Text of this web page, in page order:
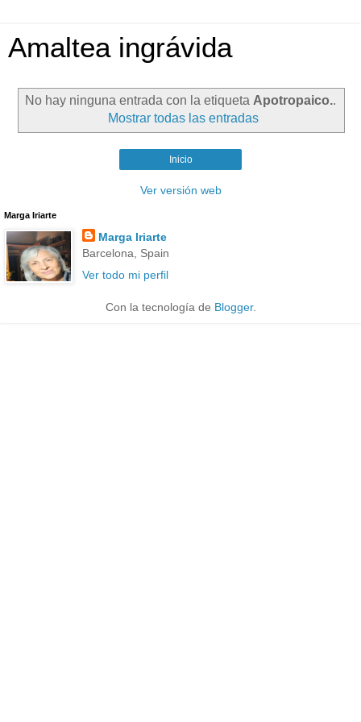
Amaltea ingrávida
No hay ninguna entrada con la etiqueta Apotropaico..
Mostrar todas las entradas
Inicio
Ver versión web
Marga Iriarte
Marga Iriarte
Barcelona, Spain
Ver todo mi perfil
Con la tecnología de Blogger.